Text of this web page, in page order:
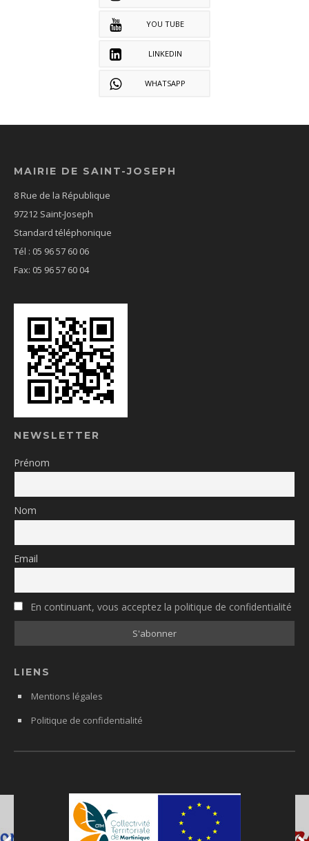
YOU TUBE
LINKEDIN
WHATSAPP
MAIRIE DE SAINT-JOSEPH
8 Rue de la République
97212 Saint-Joseph
Standard téléphonique
Tél : 05 96 57 60 06
Fax: 05 96 57 60 04
NEWSLETTER
Prénom
Nom
Email
En continuant, vous acceptez la politique de confidentialité
LIENS
Mentions légales
Politique de confidentialité